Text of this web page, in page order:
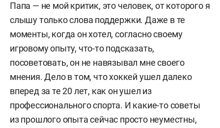
Папа — не мой критик, это человек, от которого я
слышу только слова поддержки. Даже в те
моменты, когда он хотел, согласно своему
игровому опыту, что-то подсказать,
посоветовать, он не навязывал мне своего
мнения. Дело в том, что хоккей ушел далеко
вперед за те 20 лет, как он ушел из
профессионального спорта. И какие-то советы
из прошлого опыта сейчас просто неуместны,